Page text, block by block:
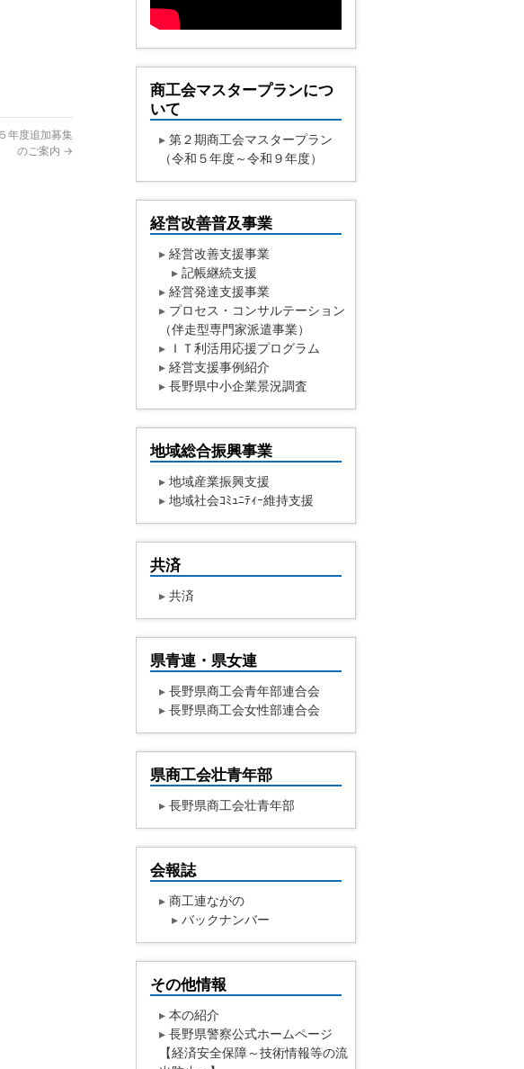
年度追加募集
のご案内 →
商工会マスタープランにつ
いて
▸ 第２期商工会マスタープラン
（令和５年度～令和９年度）
経営改善普及事業
▸ 経営改善支援事業
▸ 記帳継続支援
▸ 経営発達支援事業
▸ プロセス・コンサルテーション
（伴走型専門家派遣事業）
▸ ＩＴ利活用応援プログラム
▸ 経営支援事例紹介
▸ 長野県中小企業景況調査
地域総合振興事業
▸ 地域産業振興支援
▸ 地域社会ｺﾐｭﾆﾃｨｰ維持支援
共済
▸ 共済
県青連・県女連
▸ 長野県商工会青年部連合会
▸ 長野県商工会女性部連合会
県商工会壮青年部
▸ 長野県商工会壮青年部
会報誌
▸ 商工連ながの
▸ バックナンバー
その他情報
▸ 本の紹介
▸ 長野県警察公式ホームページ
【経済安全保障～技術情報等の流